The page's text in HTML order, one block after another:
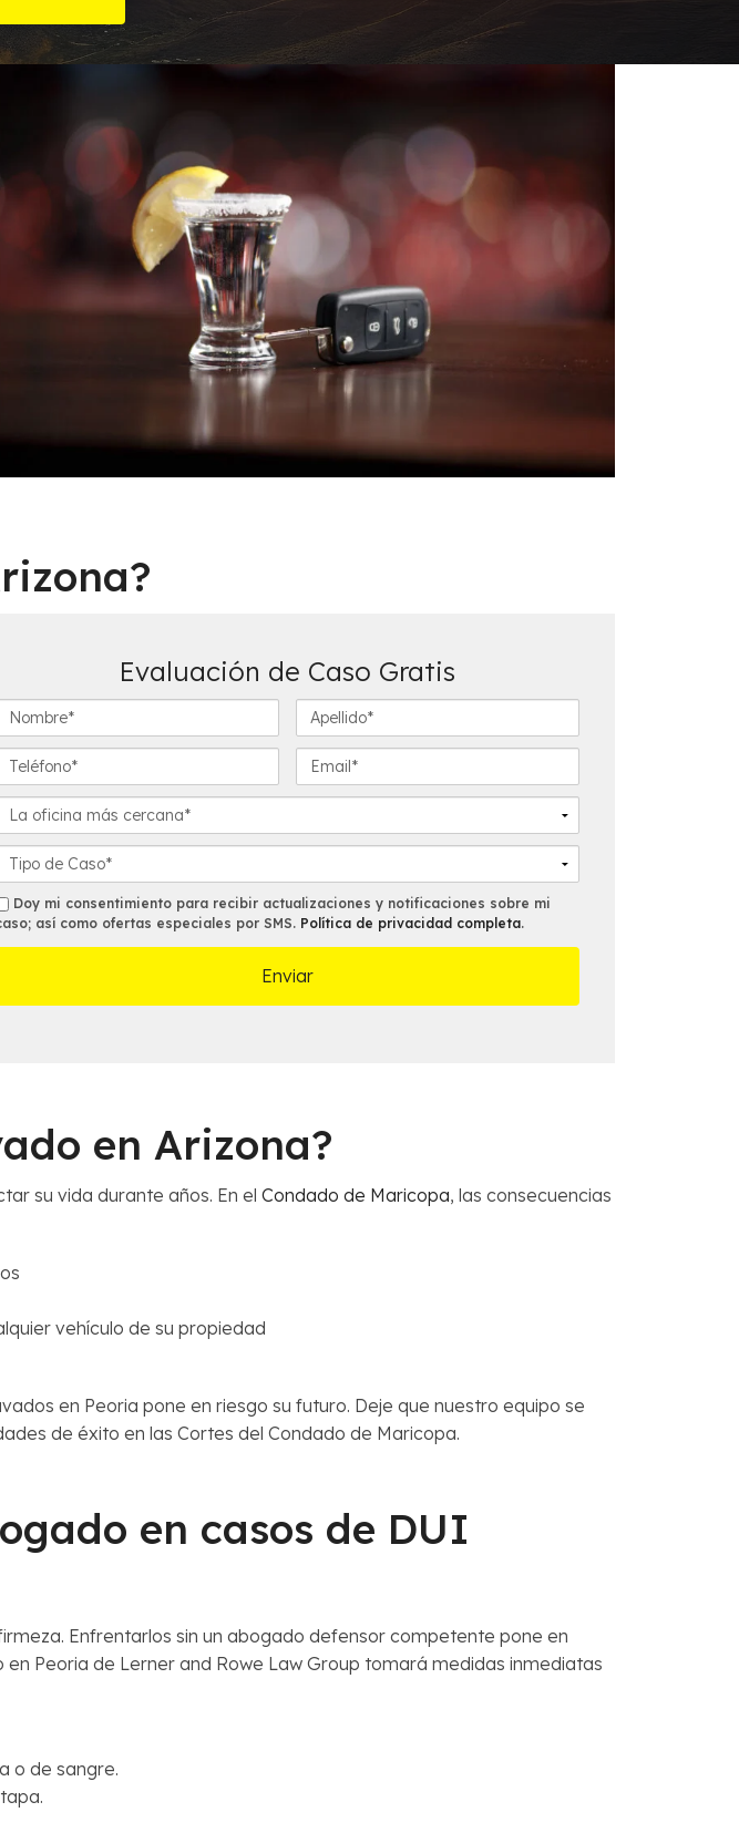
para mi?
Violencia Doméstica
Evaluación de Caso Gratis
p
e
l
d
m
a
l
Doy mi consentimiento para recibir actualizaciones y notificaciones sobre mi
así como ofertas especiales por SMS. Política de privacidad completa.
en Arizona?
su vida durante años. En el Condado de Maricopa, las consecuencias
vehículo de su propiedad
en Peoria pone en riesgo su futuro. Deje que nuestro equipo se
de éxito en las Cortes del Condado de Maricopa.
en casos de DUI
Enfrentarlos sin un abogado defensor competente pone en
Peoria de Lerner and Rowe Law Group tomará medidas inmediatas
o de sangre.